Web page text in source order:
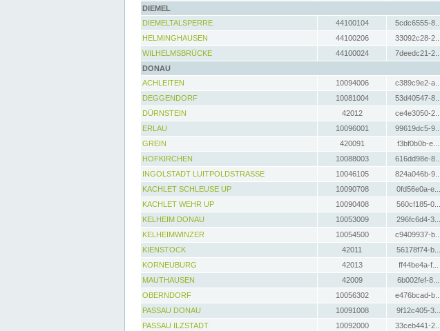
DIEMEL
DIEMELTALSPERRE
44100104 5cdc6555-8...
HELMINGHAUSEN
44100206 33092c28-2...
WILHELMSBRÜCKE
44100024 7deedc21-2...
DONAU
ACHLEITEN
10094006 c389c9e2-a...
DEGGENDORF
10081004 53d40547-8...
DÜRNSTEIN
42012 ce4e3050-2...
ERLAU
10096001 99619dc5-9...
GREIN
420091 f3bf0b0b-e...
HOFKIRCHEN
10088003 616dd98e-8...
INGOLSTADT LUITPOLDSTRASSE
10046105 824a046b-9...
KACHLET SCHLEUSE UP
10090708 0fd56e0a-e...
KACHLET WEHR UP
10090408 560cf185-0...
KELHEIM DONAU
10053009 296fc6d4-3...
KELHEIMWINZER
10054500 c9409937-b...
KIENSTOCK
42011 56178f74-b...
KORNEUBURG
42013 ff44be4a-f...
MAUTHAUSEN
42009 6b002fef-8...
OBERNDORF
10056302 e476bcad-b...
PASSAU DONAU
10091008 9f12c405-3...
PASSAU ILZSTADT
10092000 33ceb441-2...